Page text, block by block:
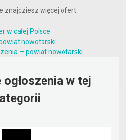
znajdziesz więcej ofert:
w całej Polsce
nowotarski
— powiat nowotarski
ogłoszenia w tej